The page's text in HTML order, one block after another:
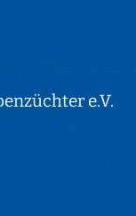
e.V.